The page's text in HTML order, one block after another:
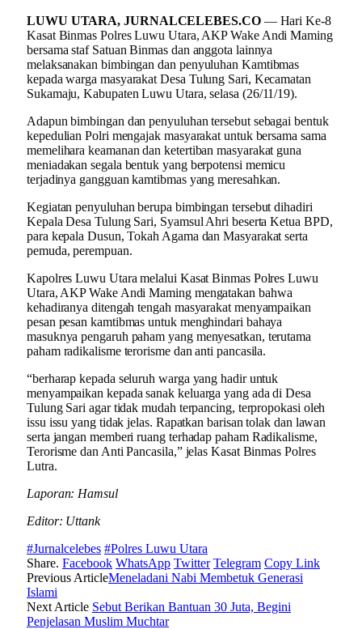
LUWU UTARA, JURNALCELEBES.CO— Hari Ke-8
Kasat Binmas Polres Luwu Utara, AKP Wake Andi Maming
bersama staf Satuan Binmas dan anggota lainnya
melaksanakan bimbingan dan penyuluhan Kamtibmas
kepada warga masyarakat Desa Tulung Sari, Kecamatan
Sukamaju, Kabupaten Luwu Utara, selasa (26/11/19).
Adapun bimbingan dan penyuluhan tersebut sebagai bentuk
kepedulian Polri mengajak masyarakat untuk bersama sama
memelihara keamanan dan ketertiban masyarakat guna
meniadakan segala bentuk yang berpotensi memicu
terjadinya gangguan kamtibmas yang meresahkan.
Kegiatan penyuluhan berupa bimbingan tersebut dihadiri
Kepala Desa Tulung Sari, Syamsul Ahri beserta Ketua BPD,
para kepala Dusun, Tokah Agama dan Masyarakat serta
pemuda, perempuan.
Kapolres Luwu Utara melalui Kasat Binmas Polres Luwu
Utara, AKP Wake Andi Maming mengatakan bahwa
kehadiranya ditengah tengah masyarakat menyampaikan
pesan pesan kamtibmas untuk menghindari bahaya
masuknya pengaruh paham yang menyesatkan, terutama
paham radikalisme terorisme dan anti pancasila.
“berharap kepada seluruh warga yang hadir untuk
menyampaikan kepada sanak keluarga yang ada di Desa
Tulung Sari agar tidak mudah terpancing, terpropokasi oleh
issu issu yang tidak jelas. Rapatkan barisan tolak dan lawan
serta jangan memberi ruang terhadap paham Radikalisme,
Terorisme dan Anti Pancasila,” jelas Kasat Binmas Polres
Lutra.
Laporan: Hamsul
Editor: Uttank
#Jurnalcelebes #Polres Luwu Utara
Share. Facebook WhatsApp Twitter Telegram Copy Link
Previous ArticleMeneladani Nabi Membetuk Generasi
Islami
Next Article Sebut Berikan Bantuan 30 Juta, Begini
Penjelasan Muslim Muchtar